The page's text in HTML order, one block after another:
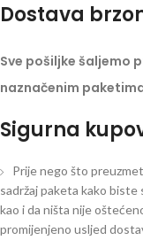
Dostava
Sve pošiljke šaljemo
naznačenim
Sigurna
Prije nego što
sadržaj paketa kako
kao i da ništa nije
promijenjeno usljed